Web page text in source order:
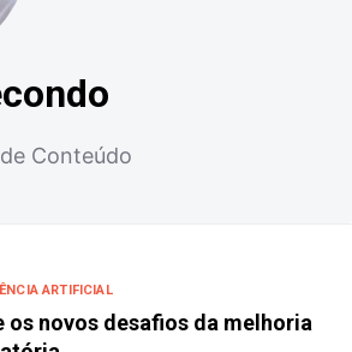
Conteúdo
ARTIFICIAL
os novos desafios da melhoria